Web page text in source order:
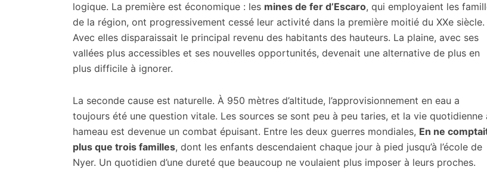
logique. La première est économique : les mines de fer d’Escaro, qui employaient les
de la région, ont progressivement cessé leur activité dans la première moitié du XXe siècle.
Avec elles disparaissait le principal revenu des habitants des hauteurs. La plaine, avec ses
vallées plus accessibles et ses nouvelles opportunités, devenait une alternative de plus en
plus difficile à ignorer.
La seconde cause est naturelle. À 950 mètres d’altitude, l’approvisionnement en eau a
toujours été une question vitale. Les sources se sont peu à peu taries, et la vie quotidienne
hameau est devenue un combat épuisant. Entre les deux guerres mondiales, En ne
plus que trois familles, dont les enfants descendaient chaque jour à pied jusqu’à l’école de
Nyer. Un quotidien d’une dureté que beaucoup ne voulaient plus imposer à leurs proches.